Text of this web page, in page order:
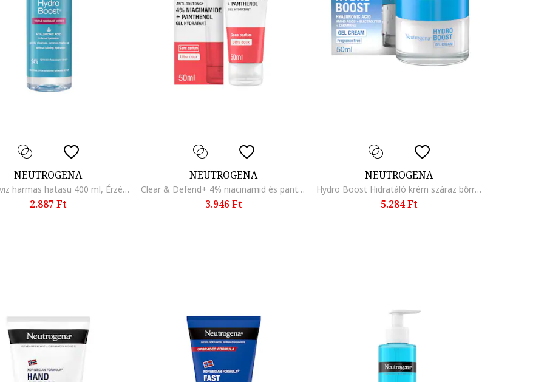
NEUTROGENA
micellas viz harmas hatasu 400 ml, Érzékeny
2.887 Ft
NEUTROGENA
Clear & Defend+ 4% niacinamid és pantenolt tartalmazó hidratáló gél, 50 ml
3.946 Ft
NEUTROGENA
Hydro Boost Hidratáló krém száraz bőrre, 50 ml
5.284 Ft